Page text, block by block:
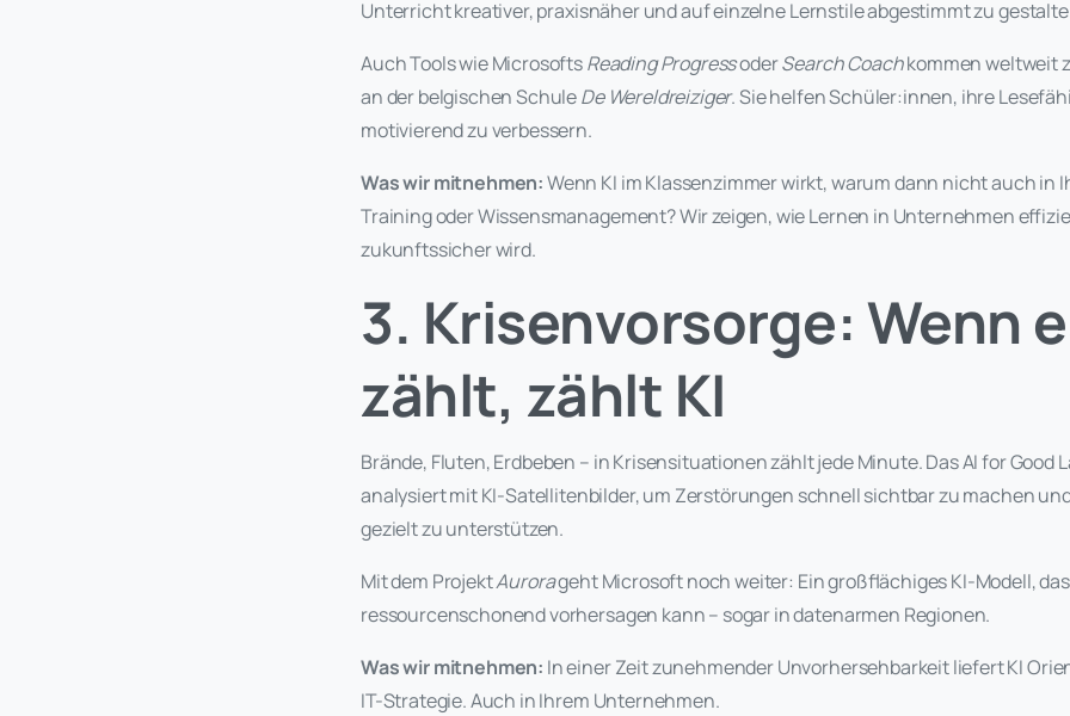
Unterricht kreativer, praxisnäher und auf einzelne Lernstile abgestimmt zu
Auch Tools wie MicrosoftsReading ProgressoderSearch Coachkommen weltweit
an der belgischen SchuleDe Wereldreiziger. Sie helfen Schüler:innen, ihre
motivierend zu verbessern.
Was wir mitnehmen:Wenn KI im Klassenzimmer wirkt, warum dann nicht auch in
Training oder Wissensmanagement? Wir zeigen, wie Lernen in Unternehmen
zukunftssicher wird.
3. Krisenvorsorge: Wenn
zählt, zählt KI
Brände, Fluten, Erdbeben – in Krisensituationen zählt jede Minute. Das AI for Good
analysiert mit KI-Satellitenbilder, um Zerstörungen schnell sichtbar zu machen
gezielt zu unterstützen.
Mit dem ProjektAurorageht Microsoft noch weiter: Ein großflächiges KI-Modell,
ressourcenschonend vorhersagen kann – sogar in datenarmen Regionen.
Was wir mitnehmen: In einer Zeit zunehmender Unvorhersehbarkeit liefert KI
IT-Strategie. Auch in Ihrem Unternehmen.